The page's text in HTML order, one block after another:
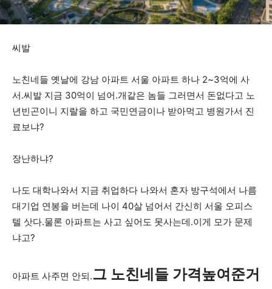
씨발
노친네들 옛날에 강남 아파트 서울 아파트 하나 2~3억에 사
서.씨발 지금 30억이 넘어.개같은 놈들 그러면서 돈없다고 노
년빈곤이니 지랄을 하고 국민연금이나 받아먹고 병원가서 진
료보냐?
장난하냐?
나도 대학나와서 지금 취업하다 나와서 혼자 방구석에서 나름
대기업 연봉을 버는데 나이 40살 넘어서 간신히 서울 오피스
텔 삿다.물론 아파트는 사고 싶어도 못사는데.이게 모가 문제
냐고?
아파트 사주면 안되.그 노친네들 가격높여준거